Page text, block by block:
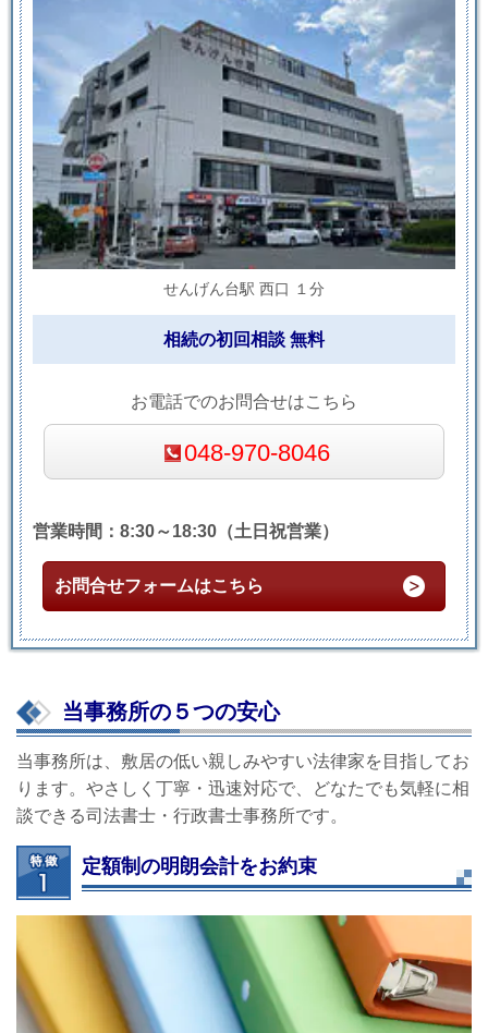
せんげん台駅 西口 １分
相続の初回相談 無料
お電話でのお問合せはこちら
048-970-8046
営業時間：8:30～18:30（土日祝営業）
お問合せフォームはこちら
当事務所の５つの安心
当事務所は、敷居の低い親しみやすい法律家を目指してお
ります。やさしく丁寧・迅速対応で、どなたでも気軽に相
談できる司法書士・行政書士事務所です。
定額制の明朗会計をお約束